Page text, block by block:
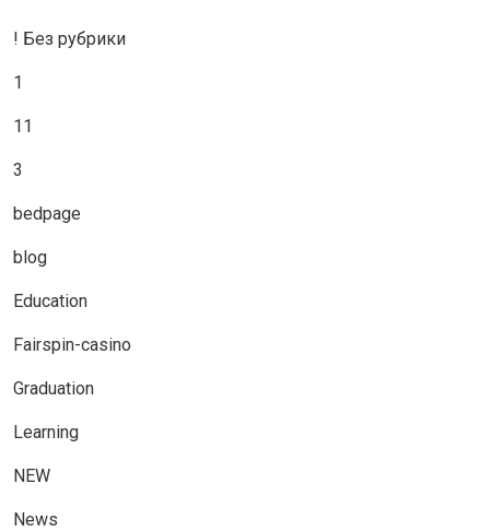
! Без рубрики
1
11
3
bedpage
blog
Education
Fairspin-casino
Graduation
Learning
NEW
News